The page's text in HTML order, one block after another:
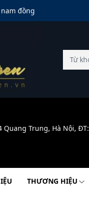
đồng
Quang Trung, Hà Nội, ĐT:
THƯƠNG HIỆU